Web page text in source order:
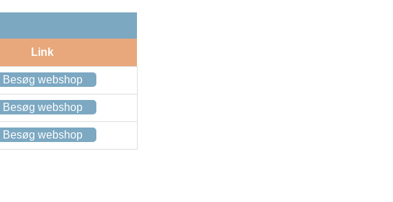
Link
Besøg webshop
Besøg webshop
Besøg webshop